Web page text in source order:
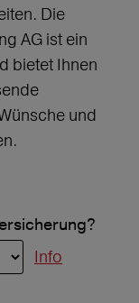
Die
AG ist ein
bietet Ihnen
und
Info